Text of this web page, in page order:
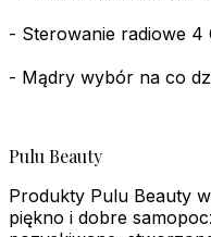
- Sterowanie radiowe 4
- Mądry wybór na co
Pulu Beauty
Produkty Pulu Beauty
piękno i dobre